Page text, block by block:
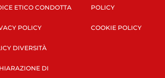
ETICO CONDOTTA
POLICY
DIVERSITÀ
DI
POLICY
COOKIE POLICY